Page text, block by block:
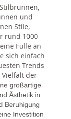
und
Stile,
rund 1000
Fülle an
sich einfach
Trends
der
großartige
Ästhetik in
Beruhigung
Investition